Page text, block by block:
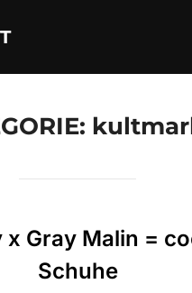
x Gray Malin =
Schuhe